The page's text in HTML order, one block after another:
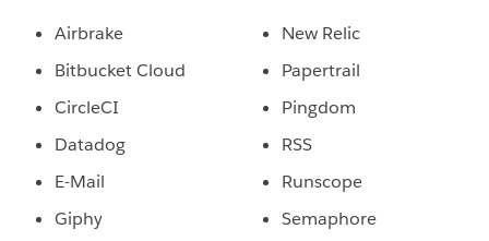
Airbrake
Bitbucket Cloud
CircleCI
Datadog
E-Mail
Giphy
New Relic
Papertrail
Pingdom
RSS
Runscope
Semaphore